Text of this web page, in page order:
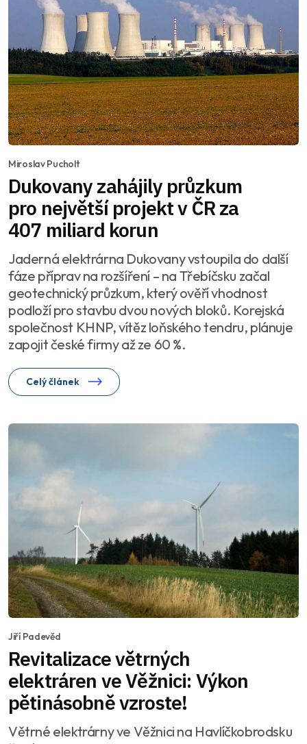
Miroslav Pucholt
Dukovany zahájily průzkum
pro největší projekt v ČR za
407 miliard korun
Jaderná elektrárna Dukovany vstoupila do další
fáze příprav na rozšíření – na Třebíčsku začal
geotechnický průzkum, který ověří vhodnost
podloží pro stavbu dvou nových bloků. Korejská
společnost KHNP, vítěz loňského tendru, plánuje
zapojit české firmy až ze 60 %.
Celý článek
Jiří Padevěd
Revitalizace větrných
elektráren ve Věžnici: Výkon
pětinásobně vzroste!
Větrné elektrárny ve Věžnici na Havlíčkobrodsku